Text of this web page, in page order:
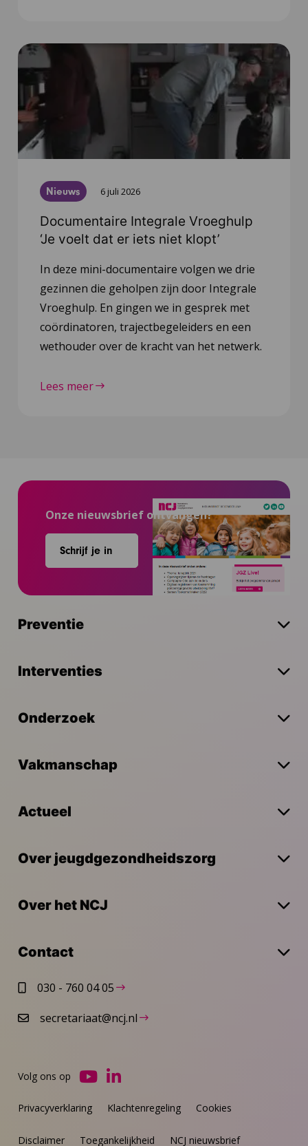
Nieuws 6 juli 2026
Documentaire Integrale Vroeghulp
‘Je voelt dat er iets niet klopt’
In deze mini-documentaire volgen we drie
gezinnen die geholpen zijn door Integrale
Vroeghulp. En gingen we in gesprek met
coördinatoren, trajectbegeleiders en een
wethouder over de kracht van het netwerk.
Lees meer
Onze nieuwsbrief ontvangen?
Schrijf je in
Preventie
Interventies
Onderzoek
Vakmanschap
Actueel
Over jeugdgezondheidszorg
Over het NCJ
Contact
030 - 760 04 05
secretariaat@ncj.nl
Privacyverklaring Klachtenregeling Cookies
Disclaimer Toegankelijkheid NCJ nieuwsbrief
Volg ons op
Ga
YouTube
Ga